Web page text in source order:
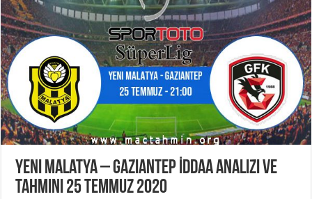
Yeni Malatya – Gaziantep İddaa Analizi ve
Tahmini 25 Temmuz 2020